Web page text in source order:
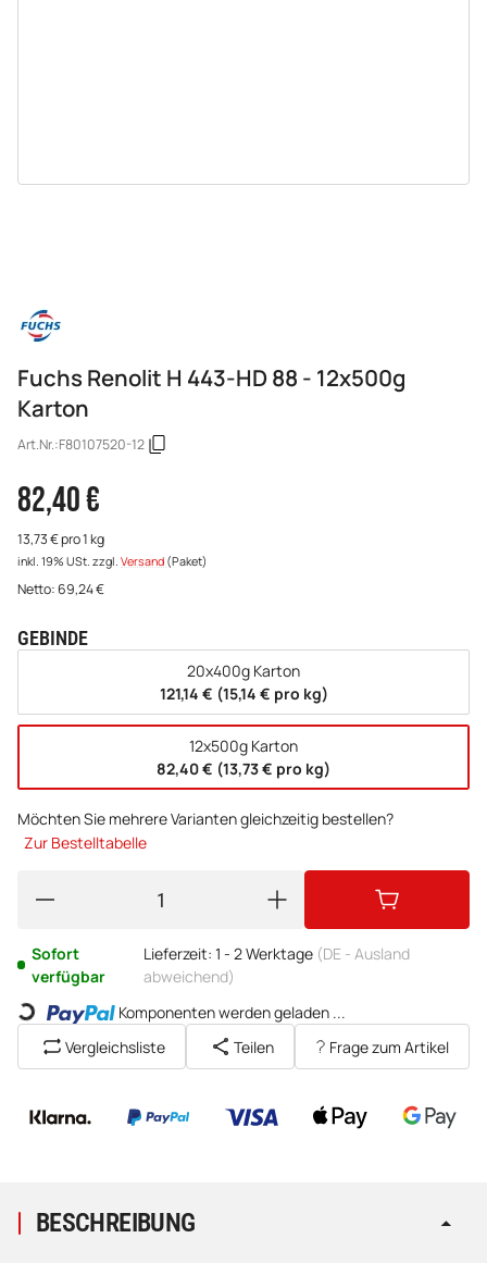
Fuchs Renolit H 443-HD 88 - 12x500g
Karton
Art.Nr.:F80107520-12
82,40 €
13,73 € pro 1 kg
inkl. 19% USt. zzgl. Versand (Paket)
Netto:69,24€
GEBINDE
wählen
20x400g Karton
121,14 € (15,14 € pro kg)
12x500g Karton
82,40 € (13,73 € pro kg)
Möchten Sie mehrere Varianten gleichzeitig bestellen?
Zur Bestelltabelle
Sofort
verfügbar
Lieferzeit: 1 - 2 Werktage (DE - Ausland
abweichend)
Loading...
Komponenten werden geladen ...
Vergleichsliste
Teilen Frage zum Artikel
BESCHREIBUNG